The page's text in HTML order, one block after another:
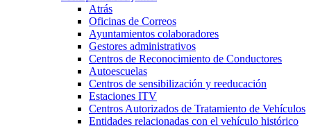
Atrás
Oficinas de Correos
Ayuntamientos colaboradores
Gestores administrativos
Centros de Reconocimiento de Conductores
Autoescuelas
Centros de sensibilización y reeducación
Estaciones ITV
Centros Autorizados de Tratamiento de Vehículos
Entidades relacionadas con el vehículo histórico